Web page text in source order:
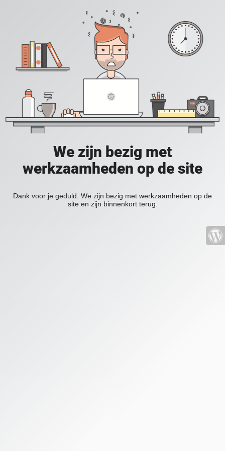
We zijn bezig met
werkzaamheden op de site
Dank voor je geduld. We zijn bezig met werkzaamheden op de
site en zijn binnenkort terug.